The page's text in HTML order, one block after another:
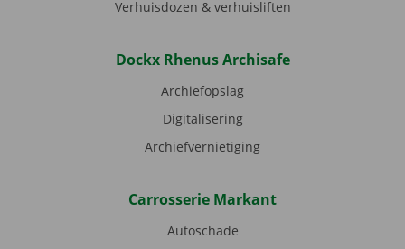
Verhuisdozen & verhuisliften
Dockx Rhenus Archisafe
Archiefopslag
Digitalisering
Archiefvernietiging
Carrosserie Markant
Autoschade